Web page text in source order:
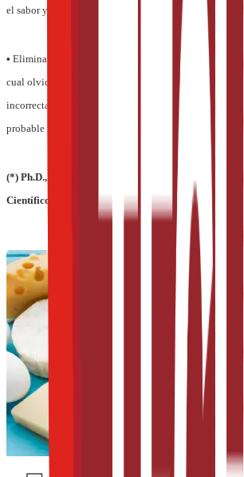
el sabor y la textura del producto con anterioridad en
• Eliminan toda posibilidad de error durante el
cual olvidarse de una cantidad mínima de un
incorrectamente puede ocasionar una posible
probable retiro del producto del mercado.
(*) Ph.D., FACN, CNS. Vicepresidente Ejecutivo,
Científico de Fortitech.